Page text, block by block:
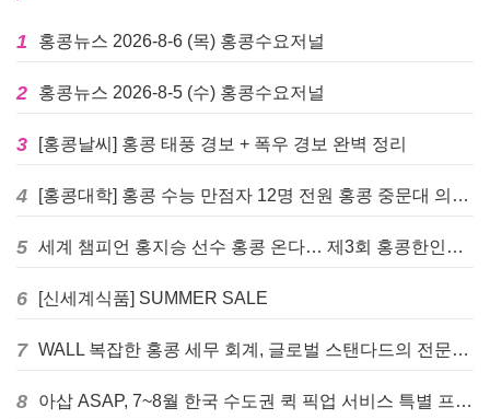
1 홍콩뉴스 2026-8-6 (목) 홍콩수요저널
2 홍콩뉴스 2026-8-5 (수) 홍콩수요저널
3 [홍콩날씨] 홍콩 태풍 경보 + 폭우 경보 완벽 정리
4 [홍콩대학] 홍콩 수능 만점자 12명 전원 홍콩 중문대 의대 진학
5 세계 챔피언 홍지승 선수 홍콩 온다… 제3회 홍콩한인팔씨름대회 9월 12일 개최
6 [신세계식품] SUMMER SALE
7 WALL 복잡한 홍콩 세무 회계, 글로벌 스탠다드의 전문가들이 답을 드립니다! - 법인설립, 회계, 감사
8 아삽 ASAP, 7~8월 한국 수도권 퀵 픽업 서비스 특별 프로모션 실시